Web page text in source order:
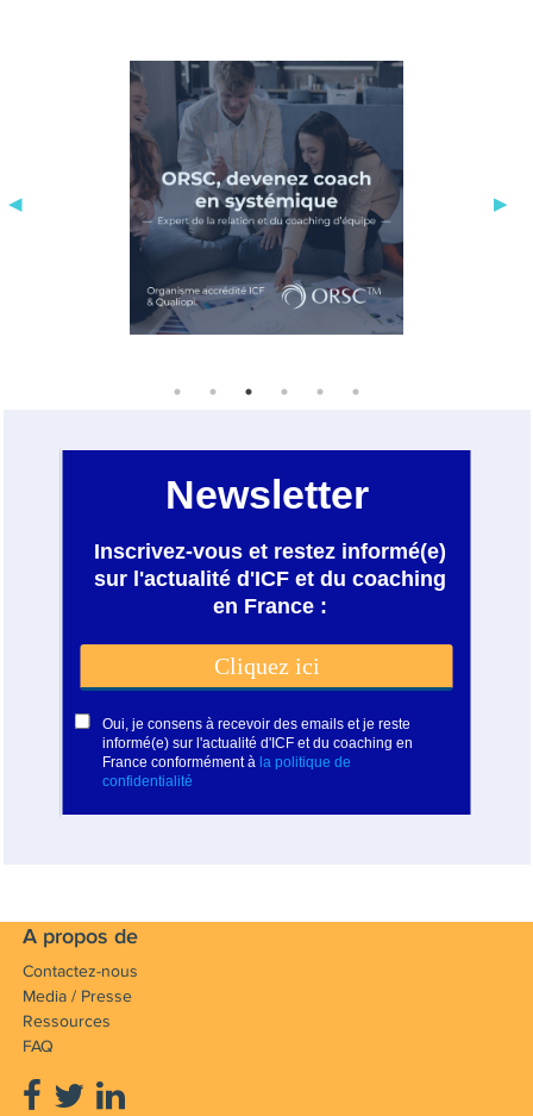
A propos de
Contactez-nous
Media / Presse
Ressources
FAQ